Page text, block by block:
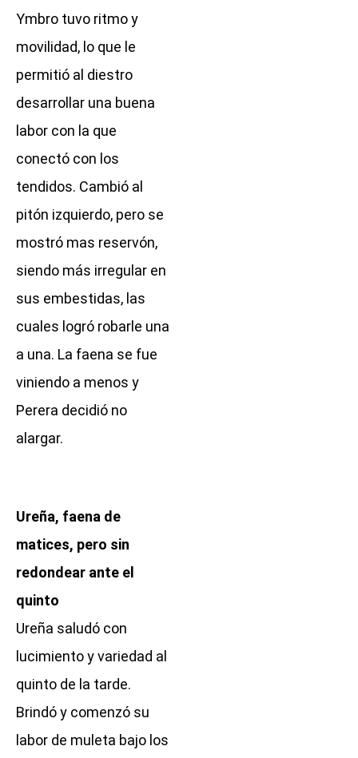
Ymbro tuvo ritmo y
movilidad, lo que le
permitió al diestro
desarrollar una buena
labor con la que
conectó con los
tendidos. Cambió al
pitón izquierdo, pero se
mostró mas reservón,
siendo más irregular en
sus embestidas, las
cuales logró robarle una
a una. La faena se fue
viniendo a menos y
Perera decidió no
alargar.
Ureña, faena de
matices, pero sin
redondear ante el
quinto
Ureña saludó con
lucimiento y variedad al
quinto de la tarde.
Brindó y comenzó su
labor de muleta bajo los